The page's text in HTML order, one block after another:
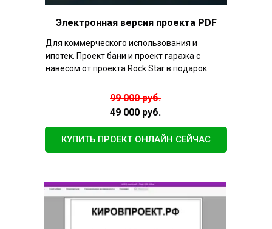
КУПИТЬ ПРОЕКТ ОНЛАЙН СЕЙЧАС
99 000 руб.
49 000 руб.
Для коммерческого использования и
ипотек. Проект бани и проект гаража с
навесом от проекта Rock Star в подарок
Электронная версия проекта PDF